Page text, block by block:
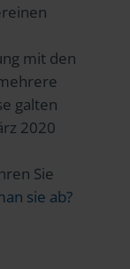
mit den
galten
2020
Sie
sie ab?